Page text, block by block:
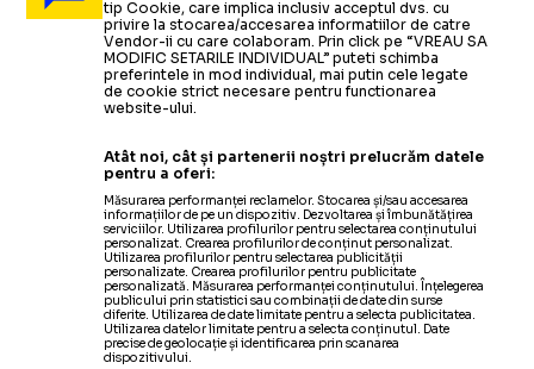
tip Cookie, care implica inclusiv acceptul dvs. cu
privire la stocarea/accesarea informatiilor de catre
Vendor-ii cu care colaboram. Prin click pe “VREAU SA
MODIFIC SETARILE INDIVIDUAL” puteti schimba
preferintele in mod individual, mai putin cele legate
de cookie strict necesare pentru functionarea
website-ului.
Atât noi, cât și partenerii noștri prelucrăm datele
pentru a oferi:
Măsurarea performanței reclamelor. Stocarea și/sau accesarea
informațiilor de pe un dispozitiv. Dezvoltarea și îmbunătățirea
serviciilor. Utilizarea profilurilor pentru selectarea conținutului
personalizat. Crearea profilurilor de conținut personalizat.
Utilizarea profilurilor pentru selectarea publicității
personalizate. Crearea profilurilor pentru publicitate
personalizată. Măsurarea performanței conținutului. Înțelegerea
publicului prin statistici sau combinații de date din surse
diferite. Utilizarea de date limitate pentru a selecta publicitatea.
Utilizarea datelor limitate pentru a selecta conținutul. Date
precise de geolocație și identificarea prin scanarea
dispozitivului.